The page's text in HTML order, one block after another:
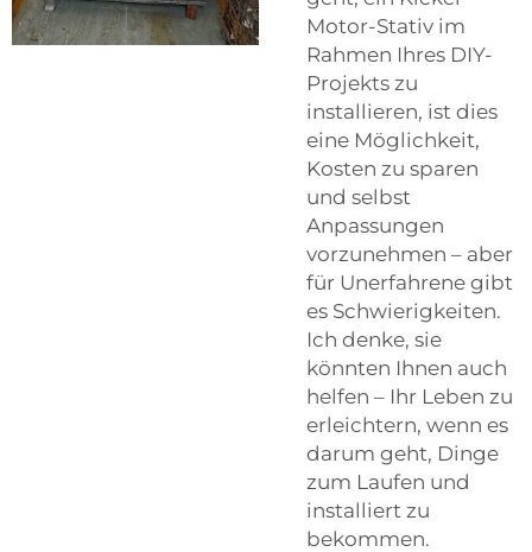
Motor-Stativ im
Rahmen Ihres DIY-
Projekts zu
installieren, ist dies
eine Möglichkeit,
Kosten zu sparen
und selbst
Anpassungen
vorzunehmen – aber
für Unerfahrene gibt
es Schwierigkeiten.
Ich denke, sie
könnten Ihnen auch
helfen – Ihr Leben zu
erleichtern, wenn es
darum geht, Dinge
zum Laufen und
installiert zu
bekommen.